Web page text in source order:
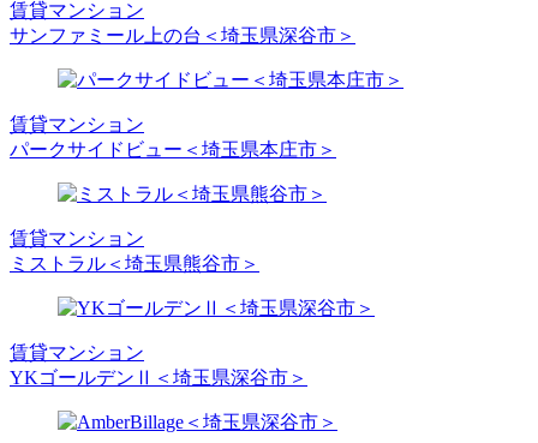
賃貸マンション
サンファミール上の台＜埼玉県深谷市＞
賃貸マンション
パークサイドビュー＜埼玉県本庄市＞
賃貸マンション
ミストラル＜埼玉県熊谷市＞
賃貸マンション
YKゴールデンⅡ＜埼玉県深谷市＞